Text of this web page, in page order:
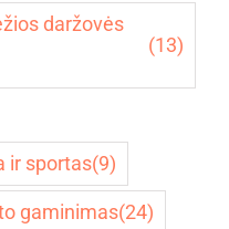
daržovės
(13)
ir sportas(9)
gaminimas(24)